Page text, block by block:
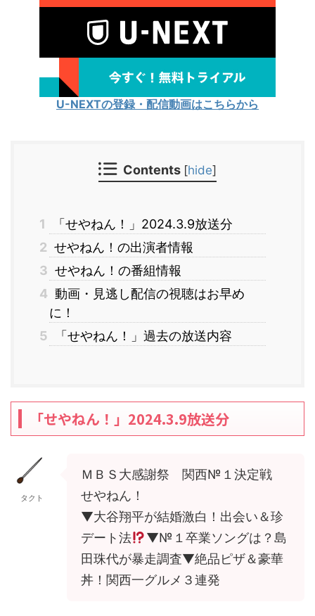
U-NEXTの登録・配信動画はこちらから
Contents [hide]
1
「せやねん！」2024.3.9放送分
2 せやねん！の出演者情報
3 せやねん！の番組情報
4 動画・見逃し配信の視聴はお早め
に！
5
「せやねん！」過去の放送内容
「せやねん！」2024.3.9放送分
タクト
ＭＢＳ大感謝祭 関西№１決定戦
せやねん！
▼大谷翔平が結婚激白！出会い＆珍
デート法
▼№１卒業ソングは？島
田珠代が暴走調査▼絶品ピザ＆豪華
丼！関西一グルメ３連発